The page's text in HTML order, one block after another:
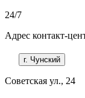
24/7
Адрес контакт-
г. Чунский
Советская ул., 24